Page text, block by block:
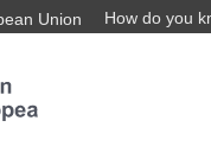
Union How do you